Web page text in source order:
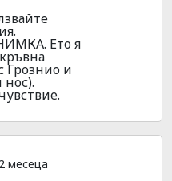
Ето я
Грознио и
месеца